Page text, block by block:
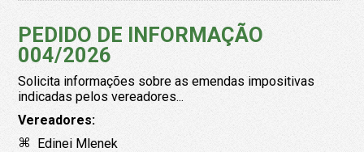
PEDIDO DE INFORMAÇÃO
004/2026
Solicita informações sobre as emendas impositivas
indicadas pelos vereadores...
Vereadores:
Edinei Mlenek